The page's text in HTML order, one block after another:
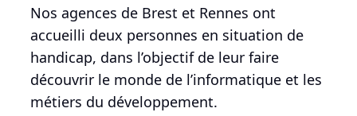
Nos agences de Brest et Rennes ont
accueilli deux personnes en situation de
handicap, dans l’objectif de leur faire
découvrir le monde de l’informatique et les
métiers du développement.